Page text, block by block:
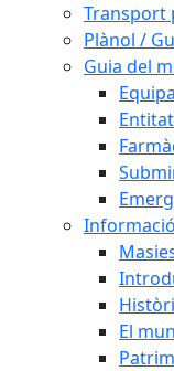
Transport
Plànol /
Guia del
El